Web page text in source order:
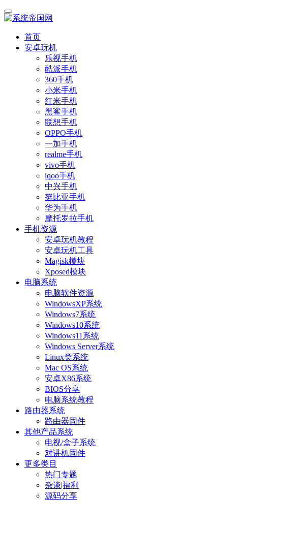
首页
安卓玩机
乐视手机
酷派手机
360手机
小米手机
红米手机
黑鲨手机
联想手机
OPPO手机
一加手机
realme手机
vivo手机
iqoo手机
中兴手机
努比亚手机
华为手机
摩托罗拉手机
手机资源
安卓玩机教程
安卓玩机工具
Magisk模块
Xposed模块
电脑系统
电脑软件资源
WindowsXP系统
Windows7系统
Windows10系统
Windows11系统
Windows Server系统
Linux类系统
Mac OS系统
安卓X86系统
BIOS分享
电脑系统教程
路由器系统
路由器固件
其他产品系统
电视/盒子系统
对讲机固件
更多类目
热门专题
杂谈|福利
源码分享